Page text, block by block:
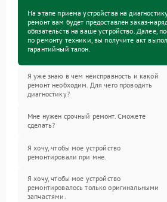
На этапе приема устройства на
ремонт вам будет предоставлен заказ-
обязательств на ваше устройство. Далее,
по ремонту техники, вы получите акт
гарантийный талон.
Я уже знаю в чем неисправность и какой
ремонт необходим. Для чего проводить
диагностику?
Мне нужен срочный ремонт. Сможете
сделать?
Я хочу, чтобы мое устройство
ремонтировали при мне.
Я хочу, чтобы мое устройство
ремонтировалось только оригинальными
запчастями.